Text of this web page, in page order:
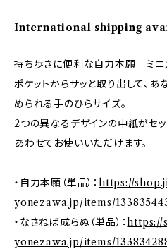
International shipping
持ち歩きに便利な自力本願 ミニ
ポケットからサッと取り出して、
められる手のひらサイズ。
2つの異なるデザインの中紙がセ
あわせてお使いいただけます。
・自力本願（単品）：https://
yonezawa.jp/items/
・なさねば成らぬ（単品）：https://
yonezawa.jp/items/